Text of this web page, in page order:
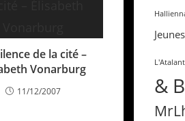
de la cité –
Vonarburg
11/12/2007
&